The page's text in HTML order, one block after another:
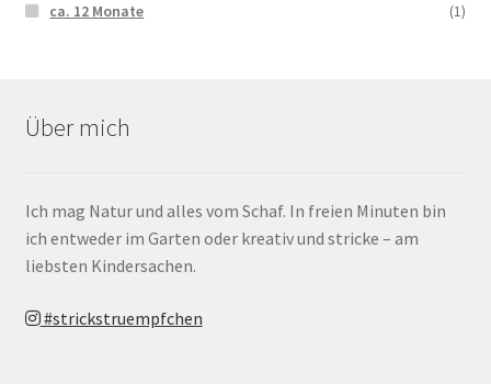
ca. 12 Monate
(1)
Über mich
Ich mag Natur und alles vom Schaf. In freien Minuten bin
ich entweder im Garten oder kreativ und stricke – am
liebsten Kindersachen.
#strickstruempfchen